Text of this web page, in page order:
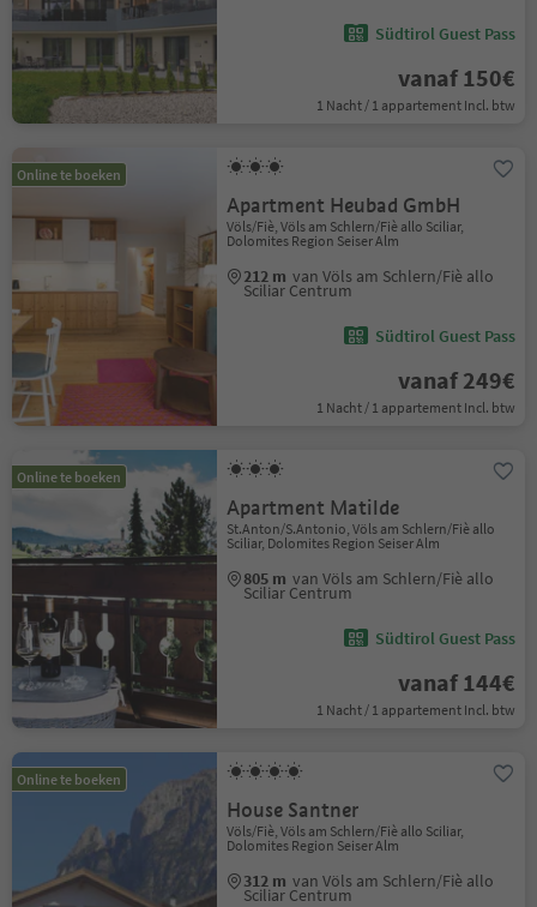
Südtirol Guest Pass
vanaf 150€
1 Nacht / 1 appartement Incl. btw
Online te boeken
Apartment Heubad GmbH
Völs/Fiè, Völs am Schlern/Fiè allo Sciliar,
Dolomites Region Seiser Alm
212 m van Völs am Schlern/Fiè allo
Sciliar Centrum
Südtirol Guest Pass
vanaf 249€
1 Nacht / 1 appartement Incl. btw
Online te boeken
Apartment Matilde
St.Anton/S.Antonio, Völs am Schlern/Fiè allo
Sciliar, Dolomites Region Seiser Alm
805 m van Völs am Schlern/Fiè allo
Sciliar Centrum
Südtirol Guest Pass
vanaf 144€
1 Nacht / 1 appartement Incl. btw
Online te boeken
House Santner
Völs/Fiè, Völs am Schlern/Fiè allo Sciliar,
Dolomites Region Seiser Alm
312 m van Völs am Schlern/Fiè allo
Sciliar Centrum